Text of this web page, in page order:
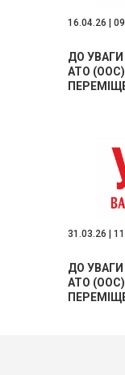
16.04.26 |
ДО
АТО
31.03.26 |
ДО
АТО